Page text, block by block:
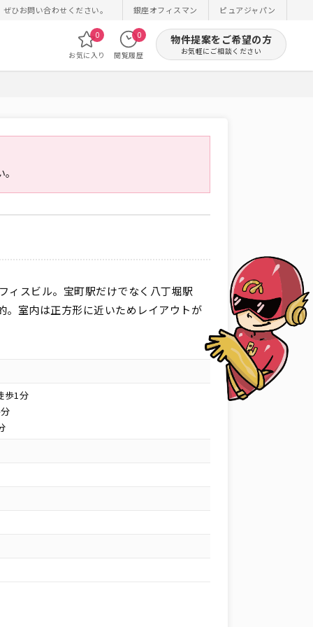
ひお問い合わせください。 銀座オフィスマン ピュアジャパン
お気に入り
0
閲覧履歴
0 物件提案をご希望の方
お気軽にご相談ください
ィスビル。宝町駅だけでなく八丁堀駅
室内は正方形に近いためレイアウトが
歩1分